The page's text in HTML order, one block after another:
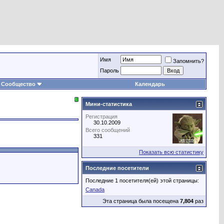
Имя
Запомнить?
Пароль
Сообщество Календарь
Мини-статистика
Регистрация
30.10.2009
Всего сообщений
331
Показать всю статистику
Последние посетители
Последние 1 посетителя(ей) этой страницы:
Canada
Эта страница была посещена 7,804 раз